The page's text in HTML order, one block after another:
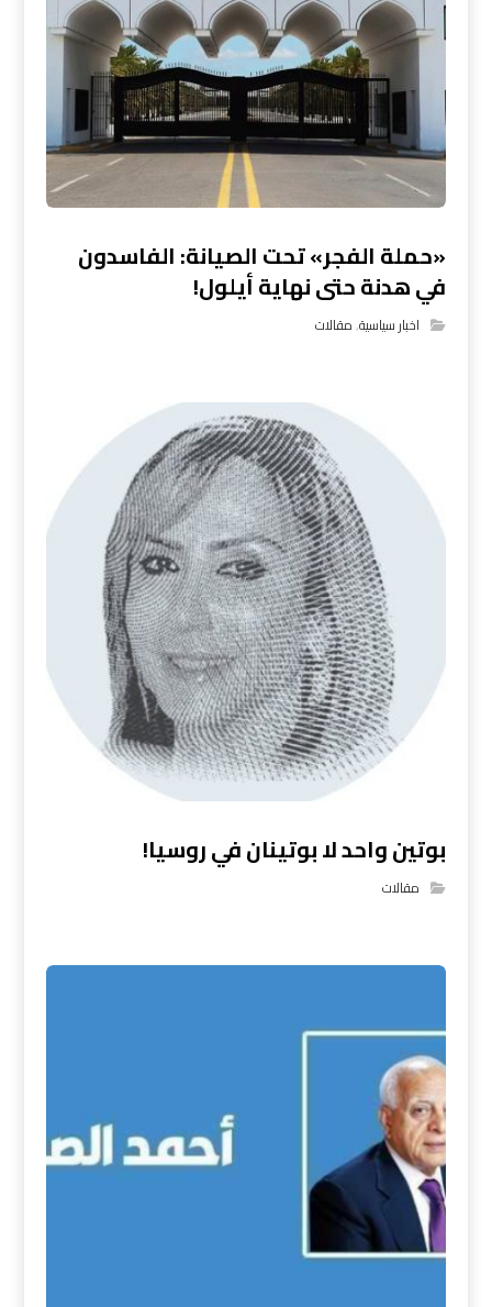
«حملة الفجر» تحت الصيانة: الفاسدون
في هدنة حتى نهاية أيلول!
اخبار سياسية,مقالات
بوتين واحد لا بوتينان في روسيا!
مقالات